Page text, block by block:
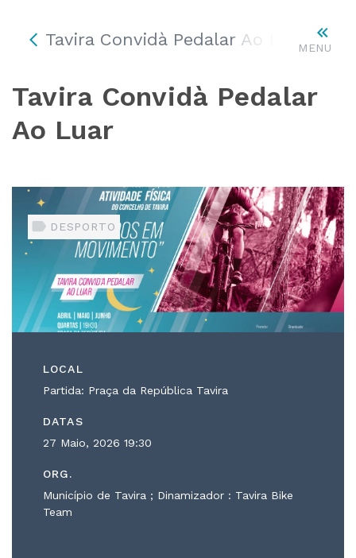
MENU
Tavira Convidà Pedalar Ao Luar
Tavira Convidà Pedalar
Ao Luar
DESPORTO
LOCAL
Partida: Praça da República Tavira
DATAS
27 Maio, 2026 19:30
ORG.
Município de Tavira ; Dinamizador : Tavira Bike
Team